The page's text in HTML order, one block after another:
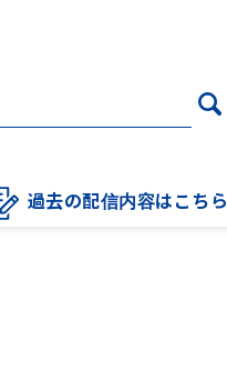
過去の配信内容はこちら